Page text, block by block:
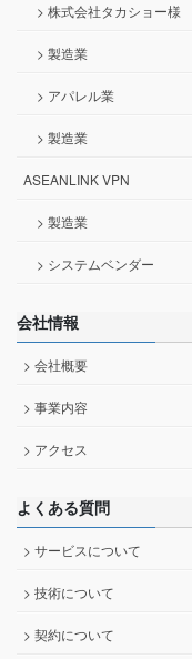
> 株式会社タカショー様
> 製造業
> アパレル業
> 製造業
ASEANLINK VPN
> 製造業
> システムベンダー
会社情報
> 会社概要
> 事業内容
> アクセス
よくある質問
> サービスについて
> 技術について
> 契約について